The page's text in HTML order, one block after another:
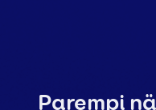
Parempi